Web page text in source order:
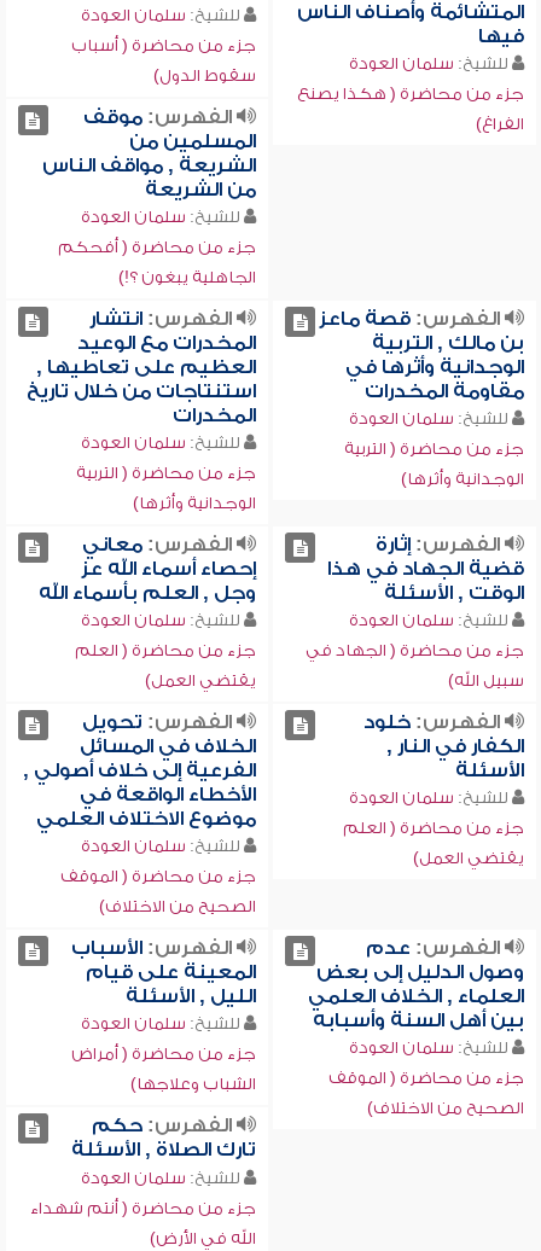
المتشائمة وأصناف الناس
فيها
للشيخ: سلمان العودة
جزء من محاضرة ( هكذا يصنع
الفراغ)
للشيخ: سلمان العودة
جزء من محاضرة ( أسباب
سقوط الدول)
الفهرس:موقف
المسلمين من
الشريعة , مواقف الناس
من الشريعة
للشيخ: سلمان العودة
جزء من محاضرة ( أفحكم
الجاهلية يبغون ؟!)
الفهرس:قصة ماعز
بن مالك , التربية
الوجدانية وأثرها في
مقاومة المخدرات
للشيخ: سلمان العودة
جزء من محاضرة ( التربية
الوجدانية وأثرها)
الفهرس:انتشار
المخدرات مع الوعيد
العظيم على تعاطيها ,
استنتاجات من خلال تاريخ
المخدرات
للشيخ: سلمان العودة
جزء من محاضرة ( التربية
الوجدانية وأثرها)
الفهرس:إثارة
قضية الجهاد في هذا
الوقت , الأسئلة
للشيخ: سلمان العودة
جزء من محاضرة ( الجهاد في
سبيل الله)
الفهرس:معاني
إحصاء أسماء الله عز
وجل , العلم بأسماء الله
للشيخ: سلمان العودة
جزء من محاضرة ( العلم
يقتضي العمل)
الفهرس:خلود
الكفار في النار ,
الأسئلة
للشيخ: سلمان العودة
جزء من محاضرة ( العلم
يقتضي العمل)
الفهرس: تحويل
الخلاف في المسائل
الفرعية إلى خلاف أصولي ,
الأخطاء الواقعة في
موضوع الاختلاف العلمي
للشيخ: سلمان العودة
جزء من محاضرة ( الموقف
الصحيح من الاختلاف)
الفهرس: عدم
وصول الدليل إلى بعض
العلماء , الخلاف العلمي
بين أهل السنة وأسبابه
للشيخ: سلمان العودة
جزء من محاضرة ( الموقف
الصحيح من الاختلاف)
الفهرس:الأسباب
المعينة على قيام
الليل , الأسئلة
للشيخ: سلمان العودة
جزء من محاضرة ( أمراض
الشباب وعلاجها)
الفهرس:حكم
تارك الصلاة , الأسئلة
للشيخ: سلمان العودة
جزء من محاضرة ( أنتم شهداء
الله في الأرض)